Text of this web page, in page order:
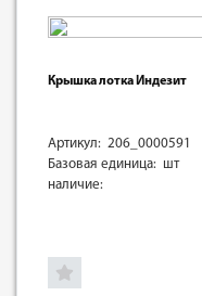
Крышка лотка Индезит
Артикул: 206_0000591
Базовая единица: шт
наличие: